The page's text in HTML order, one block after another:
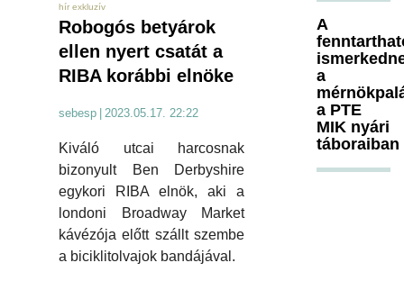
hír exkluzív
Robogós betyárok
ellen nyert csatát a
RIBA korábbi elnöke
sebesp 2023.05.17. 22:22
Kiváló utcai harcosnak
bizonyult Ben Derbyshire
egykori RIBA elnök, aki a
londoni Broadway Market
kávézója előtt szállt szembe
a biciklitolvajok bandájával.
A
a
a PTE
MIK nyári
táboraiban